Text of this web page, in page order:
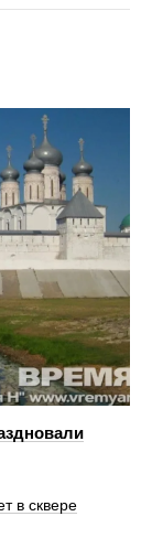
в сквере